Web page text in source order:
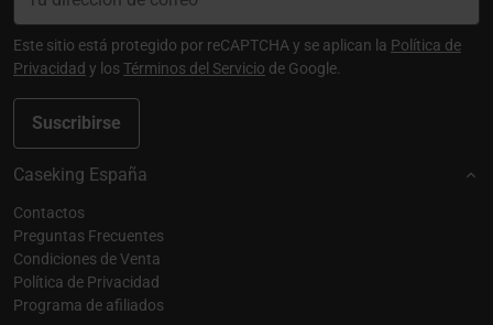
Suscribirse
Este sitio está protegido por reCAPTCHA y se aplican la Política de
Privacidad y losTérminos del Servicio de Google.
Caseking España
Contactos
Preguntas Frecuentes
Condiciones de Venta
Política de Privacidad
Programa de afiliados